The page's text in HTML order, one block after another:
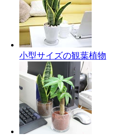
小型サイズの観葉植物